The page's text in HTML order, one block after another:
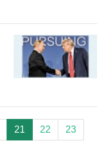
21 22 23